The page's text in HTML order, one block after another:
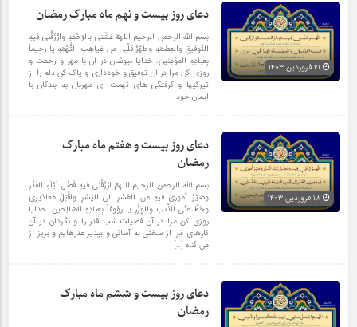
دعای روز بیست و نهم ماه مبارک رمضان
بسم الله الرحمن الرحیم اللهمّ غَشّنی بالرّحْمَهِ وارْزُقْنی فیهِ
التّوفیقِ والعِصْمَهِ وطَهّرْ قلْبی من غَیاهِبِ التُّهْمَهِ یا رحیماً
بِعبادِهِ المؤمِنین. خدایا بپوشان در آن با مهر و رحمت و
روزى کن مرا در آن توفیق و خوددارى و پاک کن دلم را از
تیرگیها و گرفتگى هاى تهمت اى مهربان به بندگان با
ایمان خود.
دعای روز بیست و هفتم ماه مبارک
رمضان
بسم الله الرحمن الرحیم اللهمّ ارْزُقْنی فیهِ فَضْلَ لَیْلَهِ القَدْرِ
وصَیّرْ أموری فیهِ من العُسْرِ الى الیُسْرِ واقْبَلْ مَعاذیری
وحُطّ عنّی الذّنب والوِزْرِ یا رؤوفاً بِعبادِهِ الصّالِحین. خدایا
روزى کن مرا در آن فضیلت شب قدر را و بگردان در آن
کارهاى مرا از سختى به آسانى و بپذیر عذرهایم و بریز از
من گناه […]
دعای روز بیست و ششم ماه مبارک
رمضان